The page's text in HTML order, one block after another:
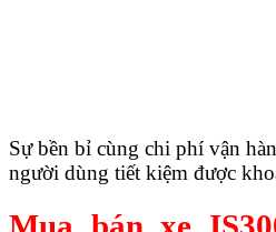
Sự bền bỉ cùng chi phí vận
người dùng tiết kiệm được